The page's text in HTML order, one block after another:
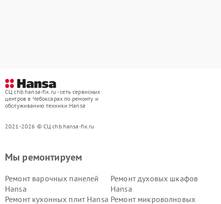
СЦ chb.hansa-fix.ru - сеть сервисных
центров в Чебоксарах по ремонту и
обслуживанию техники Hansa
2021-2026 © СЦ chb.hansa-fix.ru
Мы ремонтируем
Ремонт варочных панелей
Hansa
Ремонт духовых шкафов
Hansa
Ремонт кухонных плит Hansa Ремонт микроволновых